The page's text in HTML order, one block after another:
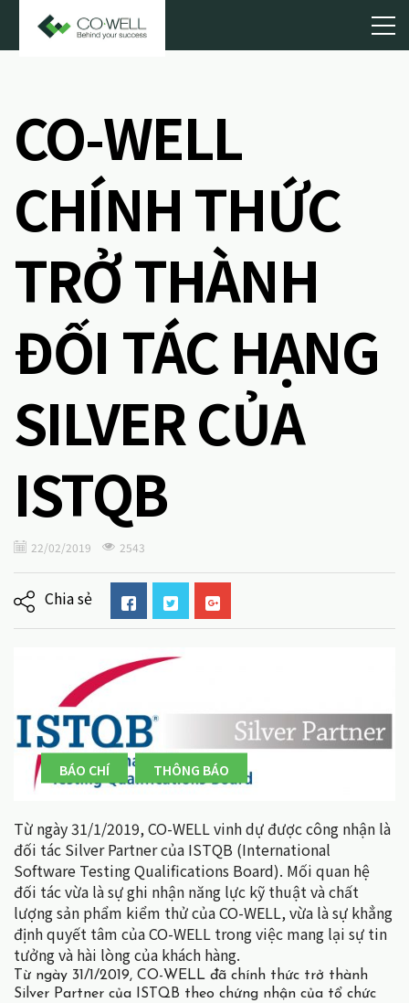
CO-WELL
CHÍNH THỨC
TRỞ THÀNH
ĐỐI TÁC HẠNG
SILVER CỦA
ISTQB
22/02/2019 2543
Chia sẻ
BÁO CHÍ THÔNG BÁO
Từ ngày 31/1/2019, CO-WELL vinh dự được công nhận là
đối tác Silver Partner của ISTQB (International
Software Testing Qualifications Board). Mối quan hệ
đối tác vừa là sự ghi nhận năng lực kỹ thuật và chất
lượng sản phẩm kiểm thử của CO-WELL, vừa là sự khẳng
định quyết tâm của CO-WELL trong việc mang lại sự tin
tưởng và hài lòng của khách hàng.
Từ ngày 31/1/2019, CO-WELL đã chính thức trở thành
Silver Partner của ISTQB theo chứng nhận của tổ chức